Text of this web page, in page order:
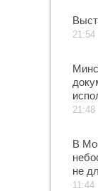
21:54
21:48
В
не
11:44